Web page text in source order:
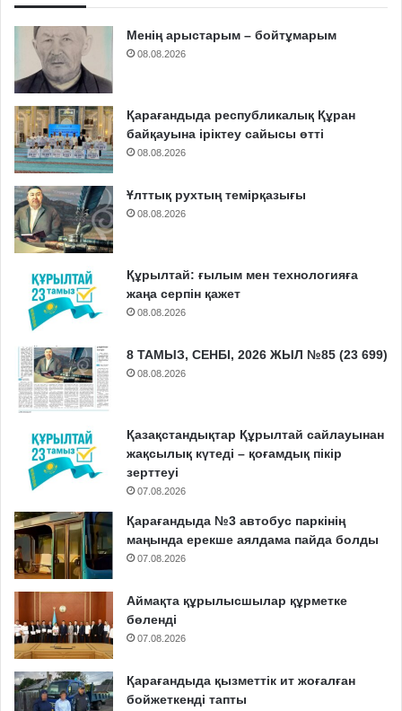
Менің арыстарым – бойтұмарым
08.08.2026
Қарағандыда республикалық Құран
байқауына іріктеу сайысы өтті
08.08.2026
Ұлттық рухтың темірқазығы
08.08.2026
Құрылтай: ғылым мен технологияға
жаңа серпін қажет
08.08.2026
8 ТАМЫЗ, СЕНБІ, 2026 ЖЫЛ №85 (23 699)
08.08.2026
Қазақстандықтар Құрылтай сайлауынан
жақсылық күтеді – қоғамдық пікір
зерттеуі
07.08.2026
Қарағандыда №3 автобус паркінің
маңында ерекше аялдама пайда болды
07.08.2026
Аймақта құрылысшылар құрметке
бөленді
07.08.2026
Қарағандыда қызметтік ит жоғалған
бойжеткенді тапты